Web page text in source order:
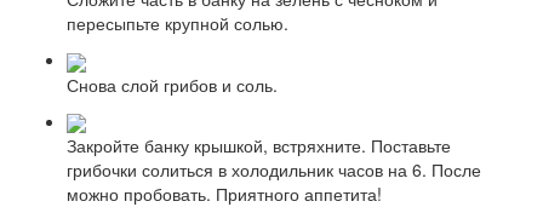
пересыпьте крупной солью.
Снова слой грибов и соль.
Закройте банку крышкой, встряхните. Поставьте
грибочки солиться в холодильник часов на 6. После
можно пробовать. Приятного аппетита!